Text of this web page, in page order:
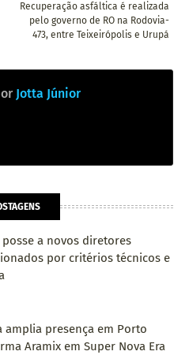
Recuperação asfáltica é realizada
pelo governo de RO na Rodovia-
473, entre Teixeirópolis e Urupá
Jotta Júnior
a novos diretores
por critérios técnicos e
amplia presença em Porto
Aramix em Super Nova Era